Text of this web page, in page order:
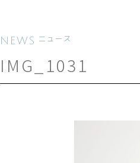
NEWS ニュース
IMG_1031